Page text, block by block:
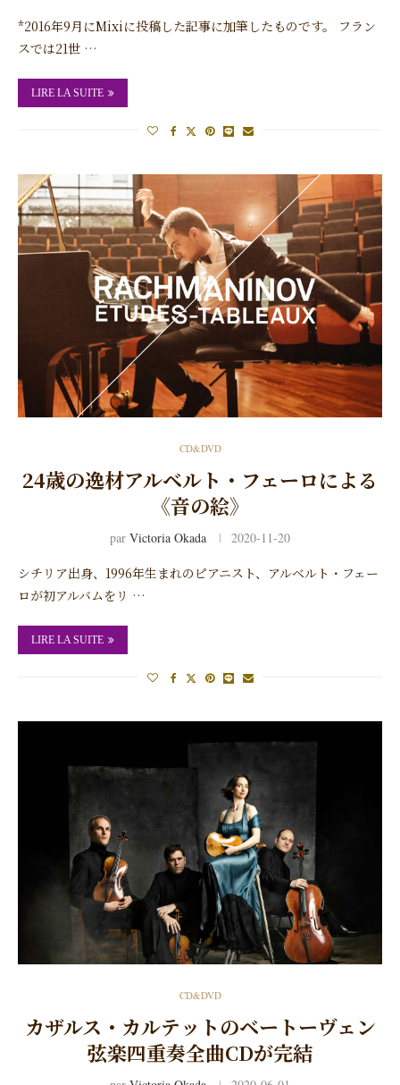
*2016年9月にMixiに投稿した記事に加筆したものです。 フラン
スでは21世 …
LIRE LA SUITE
CD&DVD
24歳の逸材アルベルト・フェーロによる
《音の絵》
par Victoria Okada 2020-11-20
シチリア出身、1996年生まれのピアニスト、アルベルト・フェー
ロが初アルバムをリ …
LIRE LA SUITE
CD&DVD
カザルス・カルテットのベートーヴェン
弦楽四重奏全曲CDが完結